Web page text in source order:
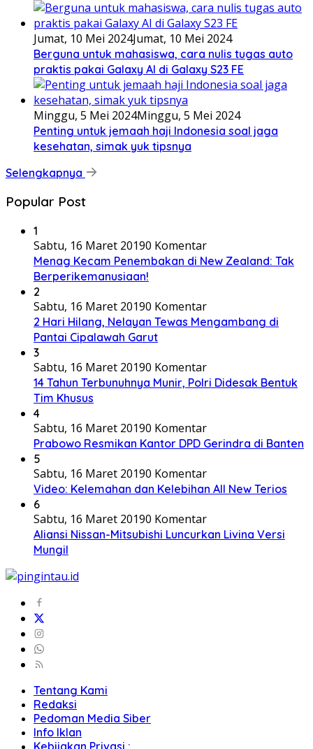
Jumat, 10 Mei 2024Jumat, 10 Mei 2024
Berguna untuk mahasiswa, cara nulis tugas auto
praktis pakai Galaxy AI di Galaxy S23 FE
Minggu, 5 Mei 2024Minggu, 5 Mei 2024
Penting untuk jemaah haji Indonesia soal jaga
kesehatan, simak yuk tipsnya
Selengkapnya
Popular Post
1
Sabtu, 16 Maret 20190 Komentar
Menag Kecam Penembakan di New Zealand: Tak
Berperikemanusiaan!
2
Sabtu, 16 Maret 20190 Komentar
2 Hari Hilang, Nelayan Tewas Mengambang di
Pantai Cipalawah Garut
3
Sabtu, 16 Maret 20190 Komentar
14 Tahun Terbunuhnya Munir, Polri Didesak Bentuk
Tim Khusus
4
Sabtu, 16 Maret 20190 Komentar
Prabowo Resmikan Kantor DPD Gerindra di Banten
5
Sabtu, 16 Maret 20190 Komentar
Video: Kelemahan dan Kelebihan All New Terios
6
Sabtu, 16 Maret 20190 Komentar
Aliansi Nissan-Mitsubishi Luncurkan Livina Versi
Mungil
Tentang Kami
Redaksi
Pedoman Media Siber
Info Iklan
Kebijakan Privasi :